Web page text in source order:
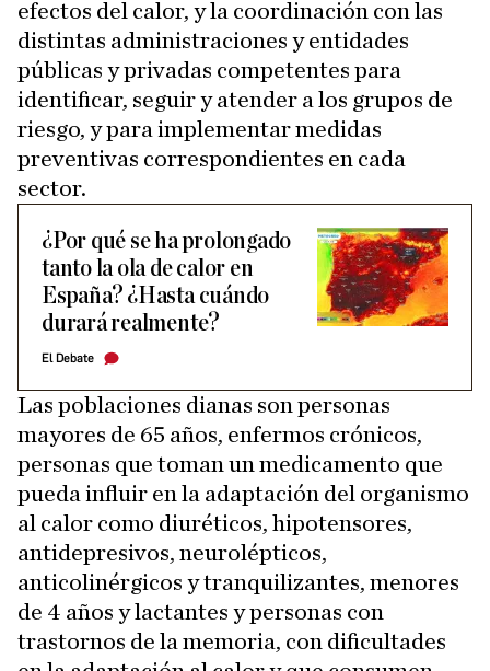
efectos del calor, y la coordinación con las
distintas administraciones y entidades
públicas y privadas competentes para
identificar, seguir y atender a los grupos de
riesgo, y para implementar medidas
preventivas correspondientes en cada
sector.
¿Por qué se ha prolongado
tanto la ola de calor en
España? ¿Hasta cuándo
durará realmente?
El Debate
Las poblaciones dianas son personas
mayores de 65 años, enfermos crónicos,
personas que toman un medicamento que
pueda influir en la adaptación del organismo
al calor como diuréticos, hipotensores,
antidepresivos, neurolépticos,
anticolinérgicos y tranquilizantes, menores
de 4 años y lactantes y personas con
trastornos de la memoria, con dificultades